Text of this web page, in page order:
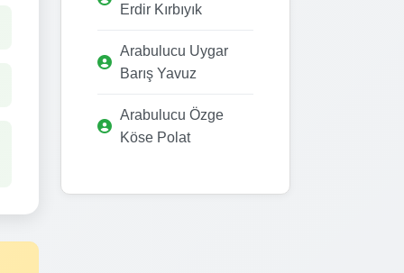
Erdir Kırbıyık
Arabulucu Uygar
Barış Yavuz
Arabulucu Özge
Köse Polat